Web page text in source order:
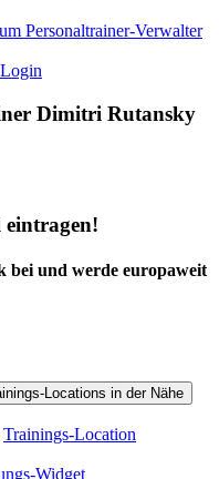
Personaltrainer-Verwalter
Dimitri Rutansky
bei und werde europaweit
Locations in der Nähe
Trainings-Location
Widget